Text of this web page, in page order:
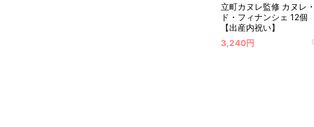
立町カヌレ監修 カヌレ
ド・フィナンシェ 12個
【出産内祝い】
3,240円